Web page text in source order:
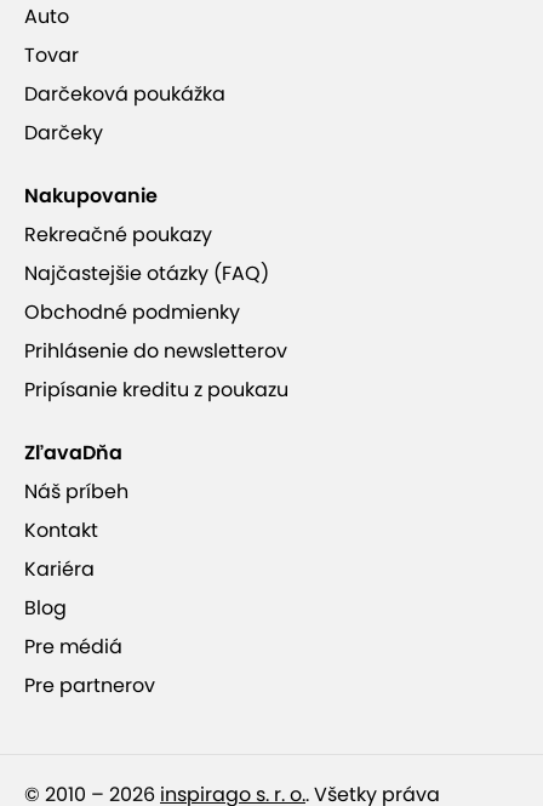
Auto
Tovar
Darčeková poukážka
Darčeky
Nakupovanie
Rekreačné poukazy
Najčastejšie otázky (FAQ)
Obchodné podmienky
Prihlásenie do newsletterov
Pripísanie kreditu z poukazu
ZľavaDňa
Náš príbeh
Kontakt
Kariéra
Blog
Pre médiá
Pre partnerov
© 2010 – 2026 inspirago s. r. o.. Všetky práva